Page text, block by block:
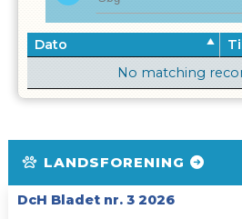
Dato
No matching
LANDSFORENING
DcH Bladet nr. 3 2026